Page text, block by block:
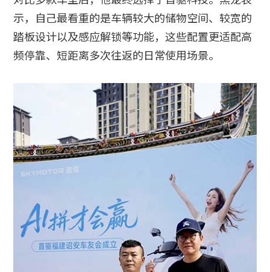
示，自己最看重的是车辆较大的储物空间、较宽的
踏板设计以及感应解锁等功能，这些配置更适配高
频停靠、短距离多次往返的日常使用场景。